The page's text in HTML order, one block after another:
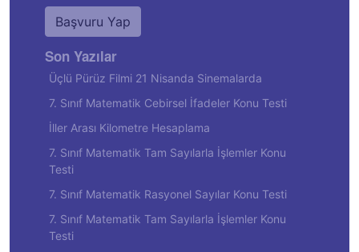
Başvuru Yap
Son Yazılar
Üçlü Pürüz Filmi 21 Nisanda Sinemalarda
7. Sınıf Matematik Cebirsel İfadeler Konu Testi
İller Arası Kilometre Hesaplama
7. Sınıf Matematik Tam Sayılarla İşlemler Konu
Testi
7. Sınıf Matematik Rasyonel Sayılar Konu Testi
7. Sınıf Matematik Tam Sayılarla İşlemler Konu
Testi